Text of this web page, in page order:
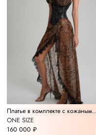
Платье в комплекте с кожаным
корсетом DASHA
ONE SIZE
160 000 ₽